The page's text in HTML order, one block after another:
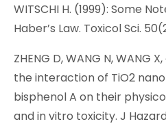
WITSCHI H. (1999): Some
Haber’s Law. Toxicol Sci.
ZHENG D, WANG N, WANG
the interaction of TiO2
bisphenol A on their
and in vitro toxicity. J